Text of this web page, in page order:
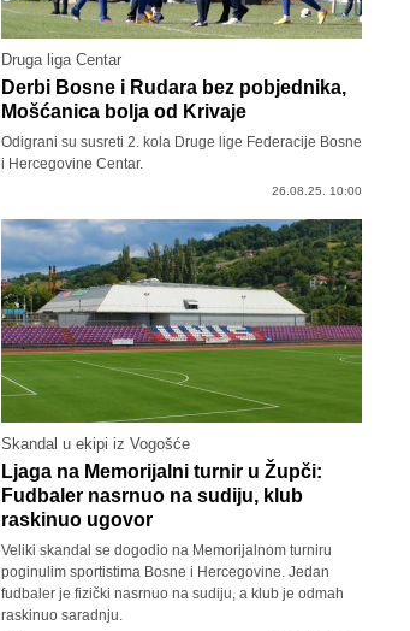
Druga liga Centar
Derbi Bosne i Rudara bez pobjednika,
Mošćanica bolja od Krivaje
Odigrani su susreti 2. kola Druge lige Federacije Bosne
i Hercegovine Centar.
26.08.25. 10:00
Skandal u ekipi iz Vogošće
Ljaga na Memorijalni turnir u Župči:
Fudbaler nasrnuo na sudiju, klub
raskinuo ugovor
Veliki skandal se dogodio na Memorijalnom turniru
poginulim sportistima Bosne i Hercegovine. Jedan
fudbaler je fizički nasrnuo na sudiju, a klub je odmah
raskinuo saradnju.